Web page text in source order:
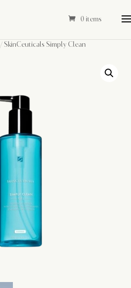
0 items
/ SkinCeuticals Simply Clean